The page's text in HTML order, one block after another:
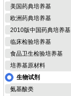
美国药典培养基
欧洲药典培养基
2010版中国药典培养基
临床检验培养基
食品卫生检验培养基
培养基原材料
生物试剂
氨基酸类